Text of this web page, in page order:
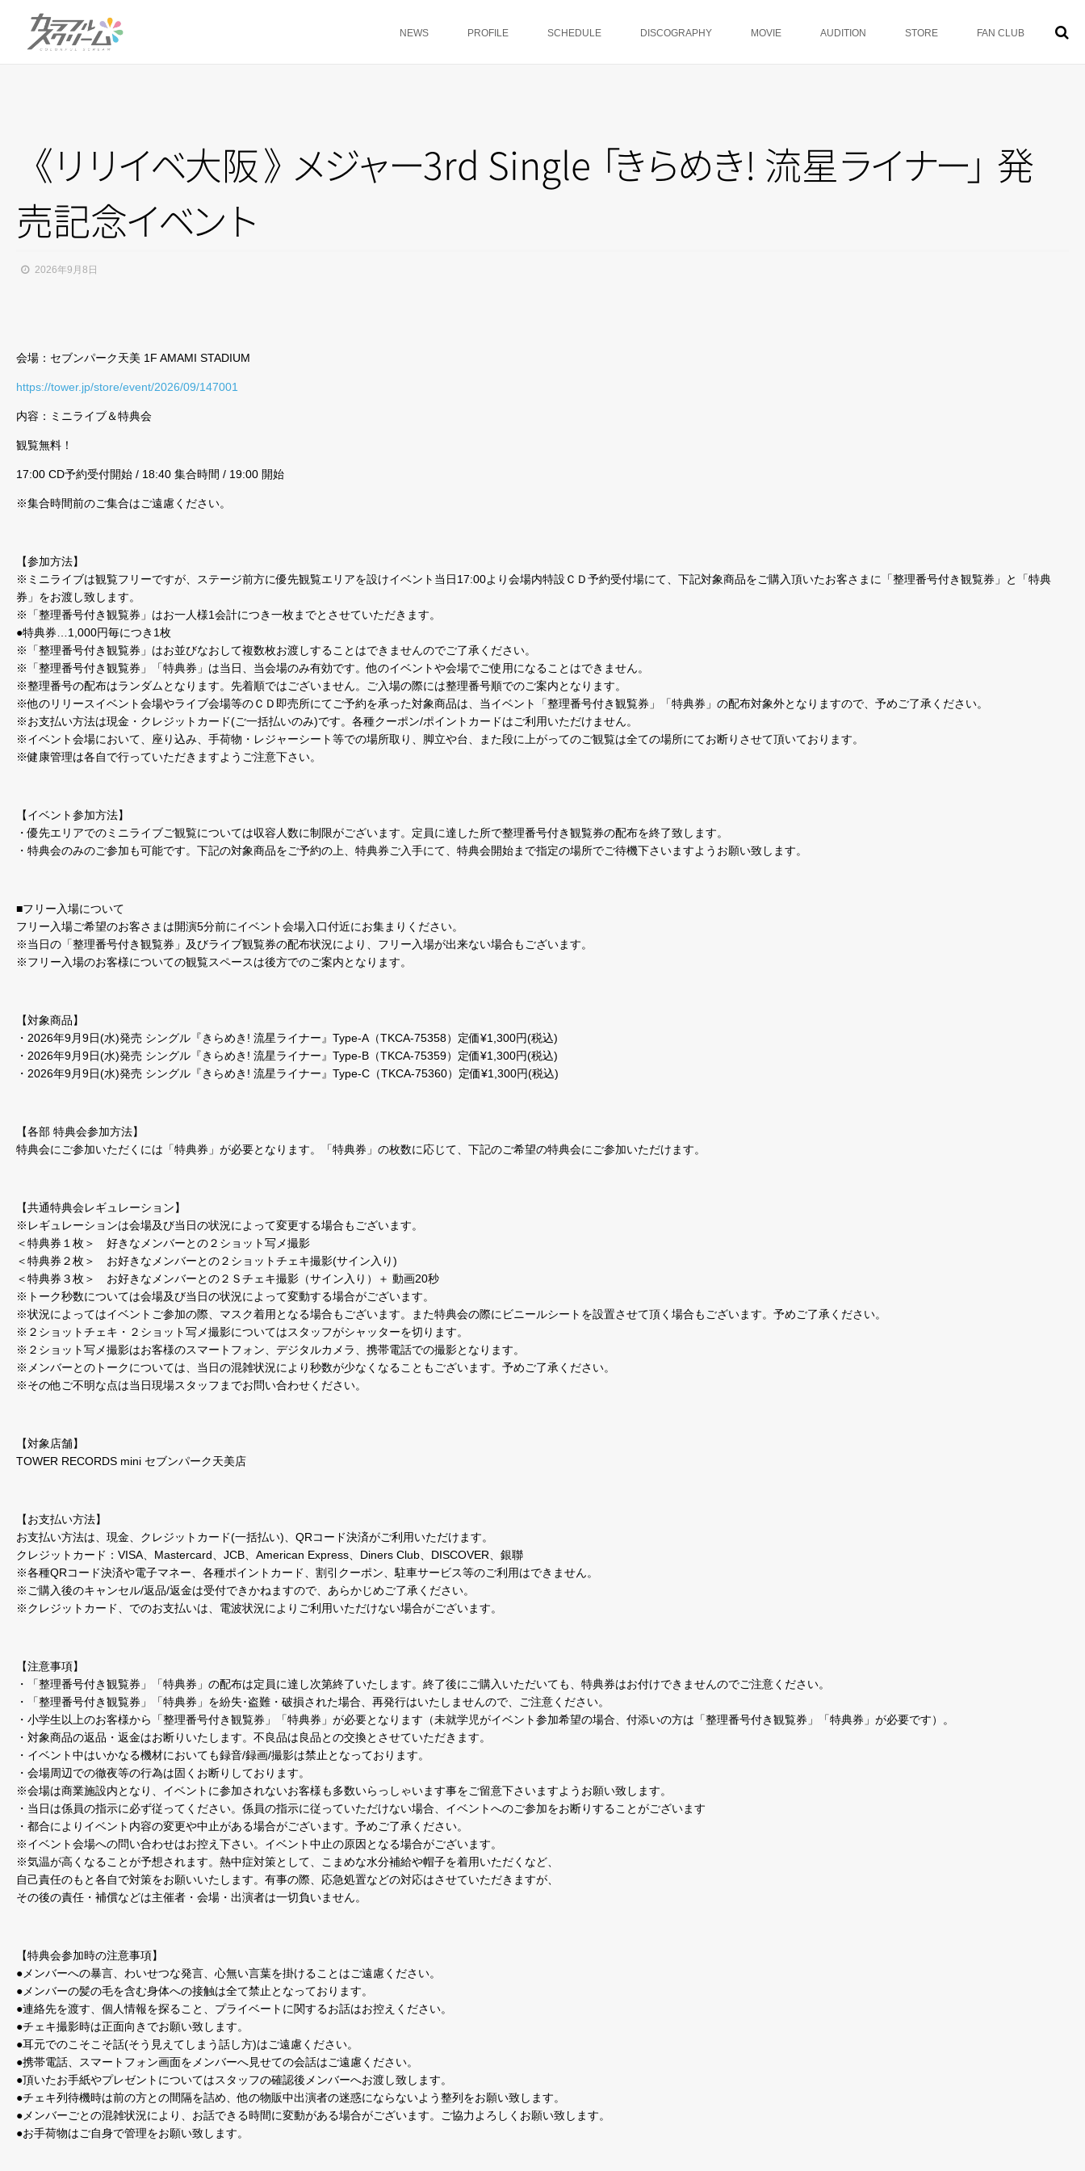
NEWS PROFILE SCHEDULE DISCOGRAPHY MOVIE AUDITION STORE FAN CLUB
《 リ リイベ大阪 》 メジャー3rd Singl e「 き らめき! 流星 ライナー」 発
売記念イベント
2026年9月8日
会場：セブンパーク天美 1F AMAMI STADIUM
https://tower.jp/store/event/2026/09/147001
内容：ミニライブ＆特典会
観覧無料！
17:00 CD予約受付開始 / 18:40 集合時間 / 19:00 開始
※集合時間前のご集合はご遠慮ください。
【参加方法】
※ミニライブは観覧フリーですが、ステージ前方に優先観覧エリアを設けイベント当日17:00より会場内特設ＣＤ予約受付場にて、下記対象商品をご購入頂いたお客さまに「整理番号付き観覧券」と「特典
券」をお渡し致します。
※「整理番号付き観覧券」はお一人様1会計につき一枚までとさせていただきます。
●特典券…1,000円毎につき1枚
※「整理番号付き観覧券」はお並びなおして複数枚お渡しすることはできませんのでご了承ください。
※「整理番号付き観覧券」「特典券」は当日、当会場のみ有効です。他のイベントや会場でご使用になることはできません。
※整理番号の配布はランダムとなります。先着順ではございません。ご入場の際には整理番号順でのご案内となります。
※他のリリースイベント会場やライブ会場等のＣＤ即売所にてご予約を承った対象商品は、当イベント「整理番号付き観覧券」「特典券」の配布対象外となりますので、予めご了承ください。
※お支払い方法は現金・クレジットカード(ご一括払いのみ)です。各種クーポン/ポイントカードはご利用いただけません。
※イベント会場において、座り込み、手荷物・レジャーシート等での場所取り、脚立や台、また段に上がってのご観覧は全ての場所にてお断りさせて頂いております。
※健康管理は各自で行っていただきますようご注意下さい。
【イベント参加方法】
・優先エリアでのミニライブご観覧については収容人数に制限がございます。定員に達した所で整理番号付き観覧券の配布を終了致します。
・特典会のみのご参加も可能です。下記の対象商品をご予約の上、特典券ご入手にて、特典会開始まで指定の場所でご待機下さいますようお願い致します。
■フリー入場について
フリー入場ご希望のお客さまは開演5分前にイベント会場入口付近にお集まりください。
※当日の「整理番号付き観覧券」及びライブ観覧券の配布状況により、フリー入場が出来ない場合もございます。
※フリー入場のお客様についての観覧スペースは後方でのご案内となります。
【対象商品】
・2026年9月9日(水)発売 シングル『きらめき! 流星ライナー』Type-A（TKCA-75358）定価¥1,300円(税込)
・2026年9月9日(水)発売 シングル『きらめき! 流星ライナー』Type-B（TKCA-75359）定価¥1,300円(税込)
・2026年9月9日(水)発売 シングル『きらめき! 流星ライナー』Type-C（TKCA-75360）定価¥1,300円(税込)
【各部 特典会参加方法】
特典会にご参加いただくには「特典券」が必要となります。「特典券」の枚数に応じて、下記のご希望の特典会にご参加いただけます。
【共通特典会レギュレーション】
※レギュレーションは会場及び当日の状況によって変更する場合もございます。
＜特典券１枚＞ 好きなメンバーとの２ショット写メ撮影
＜特典券２枚＞ お好きなメンバーとの２ショットチェキ撮影(サイン入り)
＜特典券３枚＞ お好きなメンバーとの２Ｓチェキ撮影（サイン入り）＋ 動画20秒
※トーク秒数については会場及び当日の状況によって変動する場合がございます。
※状況によってはイベントご参加の際、マスク着用となる場合もございます。また特典会の際にビニールシートを設置させて頂く場合もございます。予めご了承ください。
※２ショットチェキ・２ショット写メ撮影についてはスタッフがシャッターを切ります。
※２ショット写メ撮影はお客様のスマートフォン、デジタルカメラ、携帯電話での撮影となります。
※メンバーとのトークについては、当日の混雑状況により秒数が少なくなることもございます。予めご了承ください。
※その他ご不明な点は当日現場スタッフまでお問い合わせください。
【対象店舗】
TOWER RECORDS mini セブンパーク天美店
【お支払い方法】
お支払い方法は、現金、クレジットカード(一括払い)、QRコード決済がご利用いただけます。
クレジットカード：VISA、Mastercard、JCB、American Express、Diners Club、DISCOVER、銀聯
※各種QRコード決済や電子マネー、各種ポイントカード、割引クーポン、駐車サービス等のご利用はできません。
※ご購入後のキャンセル/返品/返金は受付できかねますので、あらかじめご了承ください。
※クレジットカード、でのお支払いは、電波状況によりご利用いただけない場合がございます。
【注意事項】
・「整理番号付き観覧券」「特典券」の配布は定員に達し次第終了いたします。終了後にご購入いただいても、特典券はお付けできませんのでご注意ください。
・「整理番号付き観覧券」「特典券」を紛失･盗難・破損された場合、再発行はいたしませんので、ご注意ください。
・小学生以上のお客様から「整理番号付き観覧券」「特典券」が必要となります（未就学児がイベント参加希望の場合、付添いの方は「整理番号付き観覧券」「特典券」が必要です）。
・対象商品の返品・返金はお断りいたします。不良品は良品との交換とさせていただきます。
・イベント中はいかなる機材においても録音/録画/撮影は禁止となっております。
・会場周辺での徹夜等の行為は固くお断りしております。
※会場は商業施設内となり、イベントに参加されないお客様も多数いらっしゃいます事をご留意下さいますようお願い致します。
・当日は係員の指示に必ず従ってください。係員の指示に従っていただけない場合、イベントへのご参加をお断りすることがございます
・都合によりイベント内容の変更や中止がある場合がございます。予めご了承ください。
※イベント会場への問い合わせはお控え下さい。イベント中止の原因となる場合がございます。
※気温が高くなることが予想されます。熱中症対策として、こまめな水分補給や帽子を着用いただくなど、
自己責任のもと各自で対策をお願いいたします。有事の際、応急処置などの対応はさせていただきますが、
その後の責任・補償などは主催者・会場・出演者は一切負いません。
【特典会参加時の注意事項】
●メンバーへの暴言、わいせつな発言、心無い言葉を掛けることはご遠慮ください。
●メンバーの髪の毛を含む身体への接触は全て禁止となっております。
●連絡先を渡す、個人情報を探ること、プライベートに関するお話はお控えください。
●チェキ撮影時は正面向きでお願い致します。
●耳元でのこそこそ話(そう見えてしまう話し方)はご遠慮ください。
●携帯電話、スマートフォン画面をメンバーへ見せての会話はご遠慮ください。
●頂いたお手紙やプレゼントについてはスタッフの確認後メンバーへお渡し致します。
●チェキ列待機時は前の方との間隔を詰め、他の物販中出演者の迷惑にならないよう整列をお願い致します。
●メンバーごとの混雑状況により、お話できる時間に変動がある場合がございます。ご協力よろしくお願い致します。
●お手荷物はご自身で管理をお願い致します。